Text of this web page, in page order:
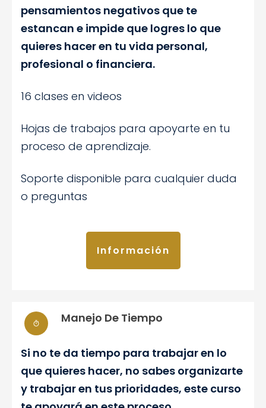
pensamientos negativos que te
estancan e impide que logres lo que
quieres hacer en tu vida personal,
profesional o financiera.
16 clases en videos
Hojas de trabajos para apoyarte en tu
proceso de aprendizaje.
Soporte disponible para cualquier duda
o preguntas
Información
Manejo De Tiempo
Si no te da tiempo para trabajar en lo
que quieres hacer, no sabes organizarte
y trabajar en tus prioridades, este curso